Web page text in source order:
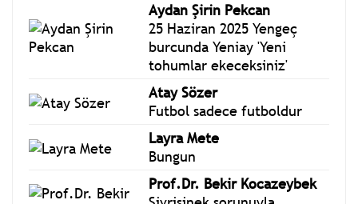
Aydan Şirin Pekcan
25 Haziran 2025 Yengeç
burcunda Yeniay 'Yeni
tohumlar ekeceksiniz'
Atay Sözer
Futbol sadece futboldur
Layra Mete
Bungun
Prof.Dr. Bekir Kocazeybek